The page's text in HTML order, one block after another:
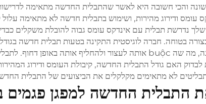
והכי חשובה היא לאשר שהתבלית החדשה מתאימה
עומס ודירוג מהירות, ושימוש בתבלית חדשה לא מתאימה
נדרשת תבלית עם אינדקס עומס גבוה להובלת משקלים
בטוחה. חברה לוגיסטית התקינה בטעות תבלית חדשה
לא מתאימים מקלקלים את הביצועים של התבלית החדשה
התבלית החדשה למפגן פגמים